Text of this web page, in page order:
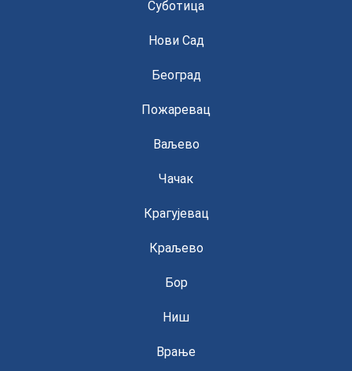
Суботица
Нови Сад
Београд
Пожаревац
Ваљево
Чачак
Крагујевац
Краљево
Бор
Ниш
Врање